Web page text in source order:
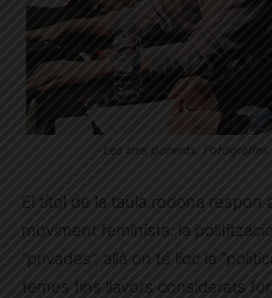
Les tres ponents.
El títol de la taula rodona respon
moviment feminista: la
“privades”, allà on té lloc la
temes fins llavors considerats